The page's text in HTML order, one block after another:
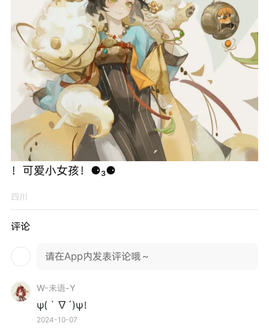
！可爱小女孩！⚈₃⚈
四川
评论
请在App内发表评论哦～
W-未语-Y
ψ(｀∇´)ψ！
2024-10-07